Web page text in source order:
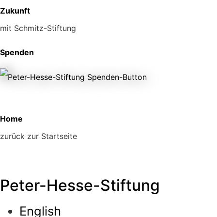
Zukunft
mit Schmitz-Stiftung
Spenden
Home
zurück zur Startseite
Peter-Hesse-Stiftung
English